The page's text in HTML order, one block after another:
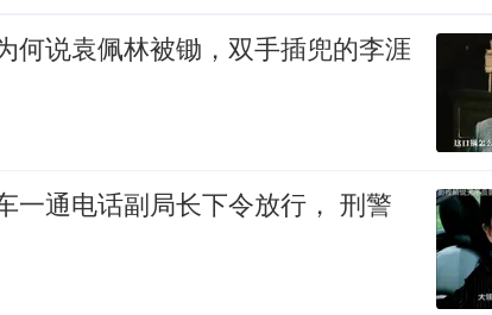
何说袁佩林被锄，双手插兜的李涯
通电话副局长下令放行， 刑警